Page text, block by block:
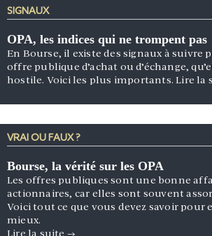
SIGNAUX
OPA, les indices qui ne trompent pas
En Bourse, il existe des signaux à suivre
offre publique d’achat ou d’échange,
hostile. Voici les plus importants.Lire la
VRAI OU FAUX ?
Bourse, la vérité sur les OPA
Les offres publiques sont une bonne
actionnaires, car elles sont souvent
Voici tout ce que vous devez savoir pour
mieux.
Lire la suite →